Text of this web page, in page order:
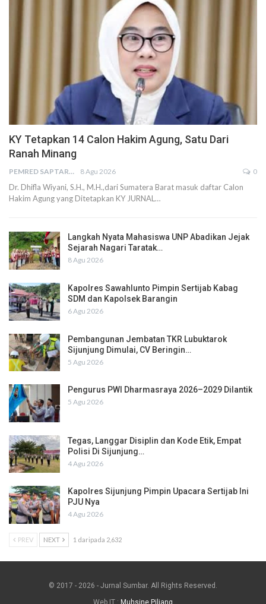
KY Tetapkan 14 Calon Hakim Agung, Satu Dari
Ranah Minang
PEMRED SAPTARIUS 8 Agu 2026 0
Dr. Dhifla Wiyani, S.H., M.H.,dari Sumatera Barat masuk daftar Calon
Hakim Agung yang Ditetapkan KY JURNAL…
Langkah Nyata Mahasiswa UNP Abadikan Jejak
Sejarah Nagari Taratak…
8 Agu 2026
Kapolres Sawahlunto Pimpin Sertijab Kabag
SDM dan Kapolsek Barangin
6 Agu 2026
Pembangunan Jembatan TKR Lubuktarok
Sijunjung Dimulai, CV Beringin…
5 Agu 2026
Pengurus PWI Dharmasraya 2026–2029 Dilantik
5 Agu 2026
Tegas, Langgar Disiplin dan Kode Etik, Empat
Polisi Di Sijunjung…
4 Agu 2026
Kapolres Sijunjung Pimpin Upacara Sertijab Ini
PJU Nya
4 Agu 2026
PREV NEXT 1 daripada 2,632
© 2017 - 2026 - Jurnal Sumbar. All Rights Reserved.
Web IT : Muhsine Piliang